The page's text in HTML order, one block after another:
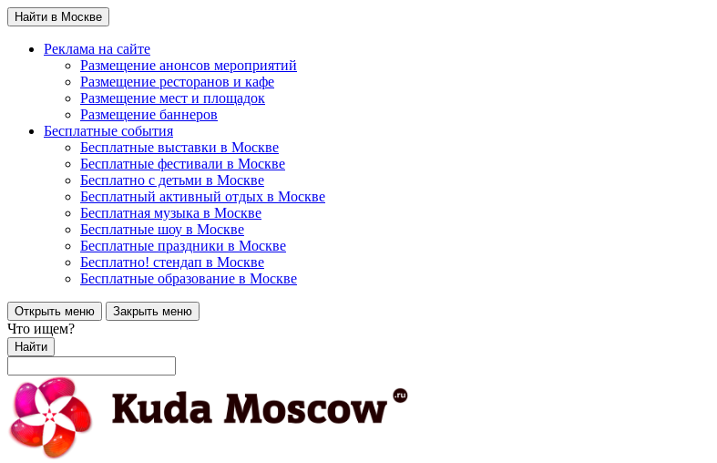
Найти в Москве
Реклама на сайте
Размещение анонсов мероприятий
Размещение ресторанов и кафе
Размещение мест и площадок
Размещение баннеров
Бесплатные события
Бесплатные выставки в Москве
Бесплатные фестивали в Москве
Бесплатно с детьми в Москве
Бесплатный активный отдых в Москве
Бесплатная музыка в Москве
Бесплатные шоу в Москве
Бесплатные праздники в Москве
Бесплатно! стендап в Москве
Бесплатные образование в Москве
Открыть меню Закрыть меню
Что ищем?
Найти